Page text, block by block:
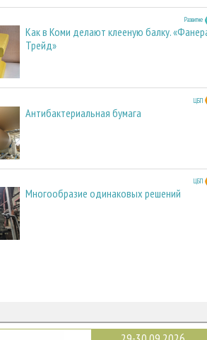
Развитие
Как в Коми делают клееную балку.
Трейд»
ЦБП
Антибактериальная бумага
ЦБП
Многообразие одинаковых решений